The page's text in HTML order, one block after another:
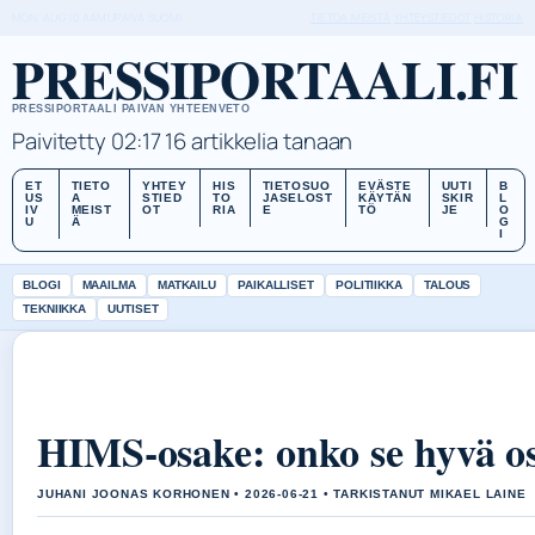
PRESSIPORTAALI.FI
PRESSIPORTAALI PAIVAN YHTEENVETO
Paivitetty 02:1716 artikkelia tanaan
ET
US
IV
U
TIETO
A
MEIST
Ä
YHTEY
STIED
OT
HIS
TO
RIA
TIETOSUO
JASELOST
E
EVÄSTE
KÄYTÄN
TÖ
UUTI
SKIR
JE
B
L
O
G
I
BLOGI MAAILMA MATKAILU PAIKALLISET POLITIIKKA
TALOUS
TEKNIIKKA
UUTISET
HIMS-osake: onko se hyvä
JUHANI JOONAS KORHONEN • 2026-06-21 • TARKISTANUT MIKAEL LAINE